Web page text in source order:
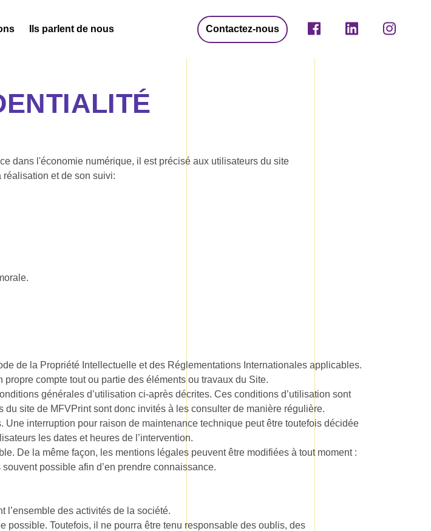
Ils parlent de nous Contactez-nous
dans l'économie numérique, il est précisé aux utilisateurs du site
et de son suivi:
de la Propriété Intellectuelle et des Réglementations Internationales applicables.
compte tout ou partie des éléments ou travaux du Site.
générales d’utilisation ci-après décrites. Ces conditions d’utilisation sont
site de MFVPrint sont donc invités à les consulter de manière régulière.
interruption pour raison de maintenance technique peut être toutefois décidée
les dates et heures de l’intervention.
De la même façon, les mentions légales peuvent être modifiées à tout moment :
possible afin d’en prendre connaissance.
l’ensemble des activités de la société.
possible. Toutefois, il ne pourra être tenu responsable des oublis, des